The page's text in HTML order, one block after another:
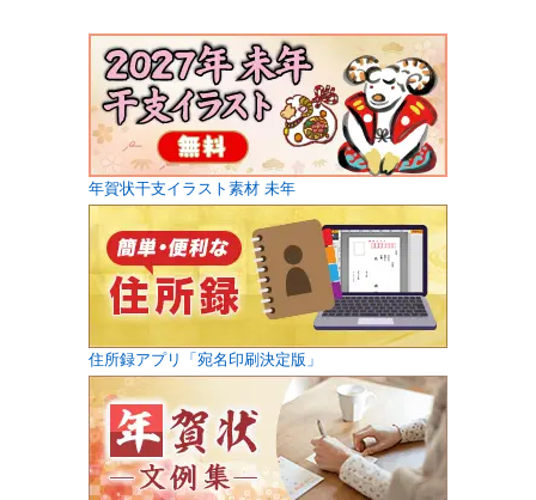
年賀状干支イラスト素材 未年
住所録アプリ「宛名印刷決定版」